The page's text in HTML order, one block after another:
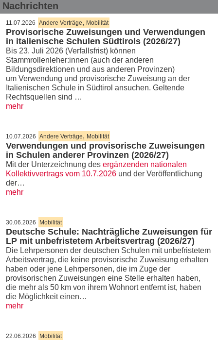
Nachrichten
11.07.2026 Andere Verträge, Mobilität
Provisorische Zuweisungen und Verwendungen
in italienische Schulen Südtirols (2026/27)
Bis 23. Juli 2026 (Verfallsfrist) können
Stammrollenleher:innen (auch der anderen
Bildungsdirektionen und aus anderen Provinzen)
um Verwendung und provisorische Zuweisung an der
Italienischen Schule in Südtirol ansuchen. Geltende
Rechtsquellen sind …
mehr
10.07.2026 Andere Verträge, Mobilität
Verwendungen und provisorische Zuweisungen
in Schulen anderer Provinzen (2026/27)
Mit der Unterzeichnung des ergänzenden nationalen
Kollektivvertrags vom 10.7.2026 und der Veröffentlichung
der…
mehr
30.06.2026 Mobilität
Deutsche Schule: Nachträgliche Zuweisungen für
LP mit unbefristetem Arbeitsvertrag (2026/27)
Die Lehrpersonen der deutschen Schulen mit unbefristetem
Arbeitsvertrag, die keine provisorische Zuweisung erhalten
haben oder jene Lehrpersonen, die im Zuge der
provisorischen Zuweisungen eine Stelle erhalten haben,
die mehr als 50 km von ihrem Wohnort entfernt ist, haben
die Möglichkeit einen…
mehr
22.06.2026 Mobilität